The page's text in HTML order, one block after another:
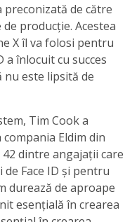
de către
producție. Acestea
X îl va folosi pentru
a înlocuit cu succes
nu este lipsită de
Tim Cook a
Eldim din
dintre angajații care
Face ID și pentru
durează de aproape
esențială în crearea